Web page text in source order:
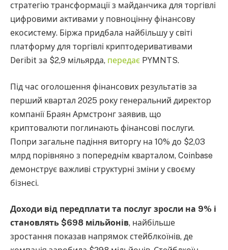
стратегію трансформації з майданчика для торгівлі
цифровими активами у повноцінну фінансову
екосистему. Біржа придбала найбільшу у світі
платформу для торгівлі криптодеривативами
Deribit за $2,9 мільярда, передає PYMNTS.
Під час оголошення фінансових результатів за
перший квартал 2025 року генеральний директор
компанії Браян Армстронг заявив, що
криптовалюти поглинають фінансові послуги.
Попри загальне падіння виторгу на 10% до $2,03
млрд порівняно з попереднім кварталом, Coinbase
демонструє важливі структурні зміни у своєму
бізнесі.
Доходи від передплати та послуг зросли на 9% і
становлять $698 мільйонів, найбільше
зростання показав напрямок стейблкоїнів, де